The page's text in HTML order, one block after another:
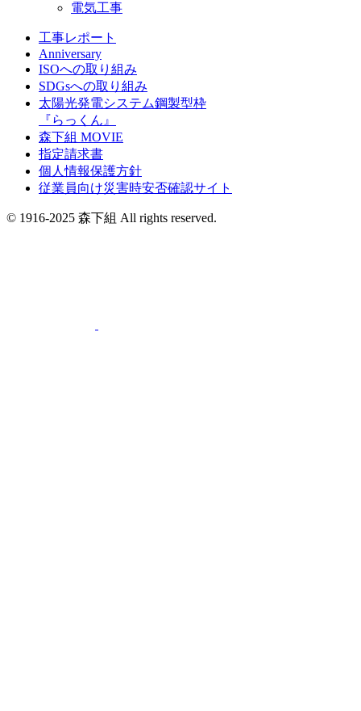
電気工事
工事レポート
Anniversary
ISOへの取り組み
SDGsへの取り組み
太陽光発電システム鋼製型枠
『らっくん』
森下組 MOVIE
指定請求書
個人情報保護方針
従業員向け災害時安否確認サイト
© 1916-2025 森下組 All rights reserved.